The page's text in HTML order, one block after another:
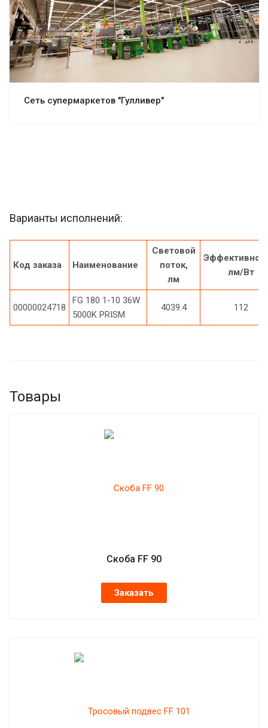
Смотреть проект
Сеть супермаркетов "Гулливер"
Варианты исполнений:
Код заказа Наименование
Световой
поток,
лм
лм/Вт
00000024718
FG 180 1-10 36W
5000K PRISM
4039.4 112
Товары
Скоба FF 90
Заказать